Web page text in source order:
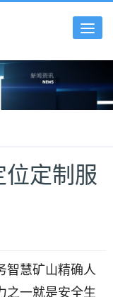
定制服
智慧矿山精确人
之一就是安全生